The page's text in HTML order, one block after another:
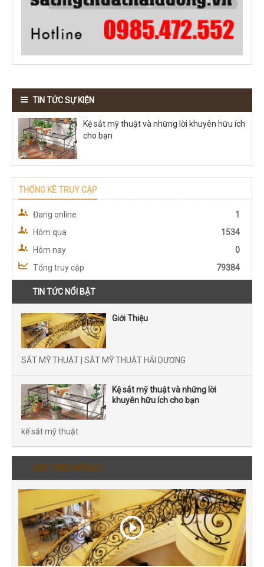
TIN TỨC SỰ KIỆN
Kệ sắt mỹ thuật và những lời khuyên hữu ích
cho bạn
THỐNG KÊ TRUY CẬP
Đang online
1
Hôm qua
1534
Hôm nay
0
Tổng truy cập
79384
TIN TỨC NỔI BẬT
Giới Thiệu
SẮT MỸ THUẬT | SẮT MỸ THUẬT HẢI DƯƠNG
Kệ sắt mỹ thuật và những lời
khuyên hữu ích cho bạn
kế sắt mỹ thuật
GIỚI THIỆU NỔI BẬT